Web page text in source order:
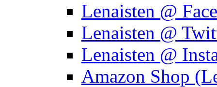
Lenaisten @
Lenaisten @
Lenaisten @
Amazon Shop